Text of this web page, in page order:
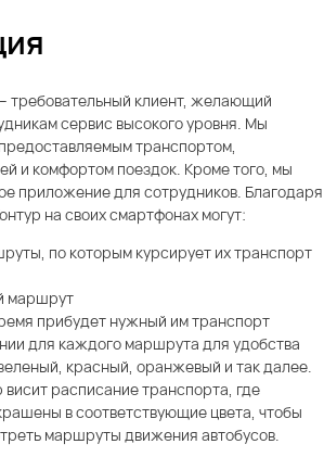
требовательный клиент, желающий
сервис высокого уровня. Мы
транспортом,
и комфортом поездок. Кроме того, мы
приложение для сотрудников. Благодаря
на своих смартфонах могут:
по которым курсирует их транспорт
маршрут
прибудет нужный им транспорт
для каждого маршрута для удобства
красный, оранжевый и так далее.
расписание транспорта, где
в соответствующие цвета, чтобы
маршруты движения автобусов.